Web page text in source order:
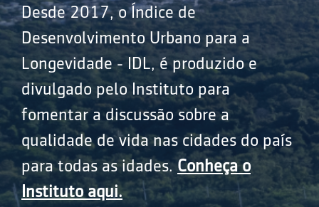
Desde 2017, o Índice de
Desenvolvimento Urbano para a
Longevidade - IDL, é produzido e
divulgado pelo Instituto para
fomentar a discussão sobre a
qualidade de vida nas cidades do país
para todas as idades.Conheça o
Instituto aqui.